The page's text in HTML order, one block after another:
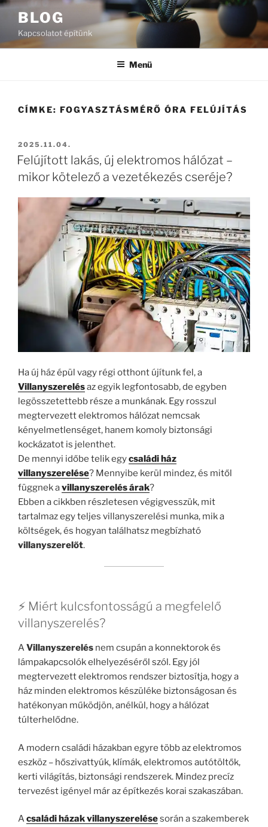
Tartalomhoz
BLOG
Kapcsolatot építünk
Menü
CÍMKE: FOGYASZTÁSMÉRŐ ÓRA FELÚJÍTÁS
BEKÜLDVE:
2025.11.04.
Felújított lakás, új elektromos hálózat –
mikor kötelező a vezetékezés cseréje?
Ha új ház épül vagy régi otthont újítunk fel, a
Villanyszerelésaz egyik legfontosabb, de egyben
legösszetettebb része a munkának. Egy rosszul
megtervezett elektromos hálózat nemcsak
kényelmetlenséget, hanem komoly biztonsági
kockázatot is jelenthet.
De mennyi időbe telik egycsaládi ház
villanyszerelése? Mennyibe kerül mindez, és mitől
függnek avillanyszerelés árak?
Ebben a cikkben részletesen végigvesszük, mit
tartalmaz egy teljes villanyszerelési munka, mik a
költségek, és hogyan találhatsz megbízható
villanyszerelőt.
⚡ Miért kulcsfontosságú a megfelelő
villanyszerelés?
AVillanyszerelés nem csupán a konnektorok és
lámpakapcsolók elhelyezéséről szól. Egy jól
megtervezett elektromos rendszer biztosítja, hogy a
ház minden elektromos készüléke biztonságosan és
hatékonyan működjön, anélkül, hogy a hálózat
túlterhelődne.
A modern családi házakban egyre több az elektromos
eszköz – hőszivattyúk, klímák, elektromos autótöltők,
kerti világítás, biztonsági rendszerek. Mindez precíz
tervezést igényel már az építkezés korai szakaszában.
Acsaládi házak villanyszerelésesorán a szakemberek